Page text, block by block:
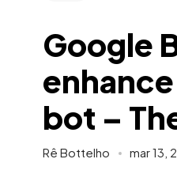
Google
bot –
Rê Bottelho mar 13,